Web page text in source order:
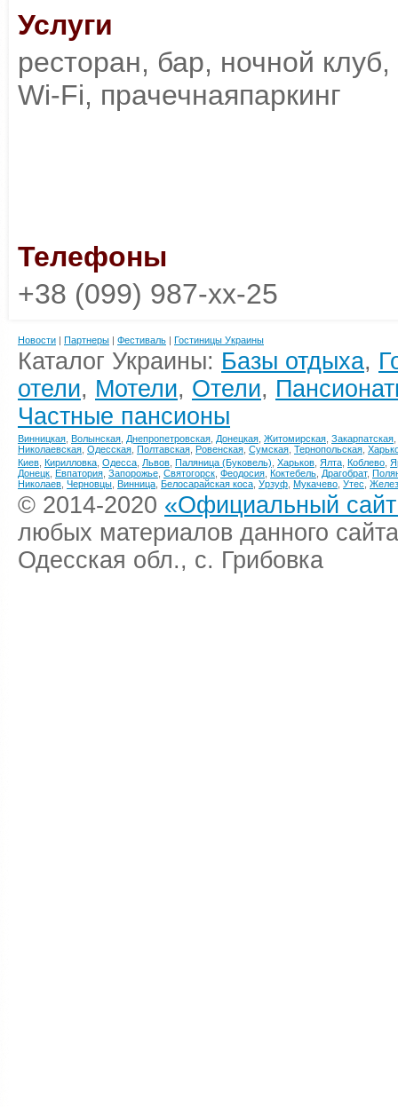
Услуги
ресторан, бар, ночной
Wi-Fi, прачечнаяпаркинг
Телефоны
+38 (099) 987-xx-25
Новости | Партнеры | Фестиваль | Гостиницы Украины
Каталог Украины: Базы отдыха,
отели, Мотели, Отели,
Частные пансионы
Винницкая Волынская Днепропетровская Донецкая Житомирская Закарпатская
Николаевская Одесская Полтавская Ровенская Сумская Тернопольская
Киев Кирилловка Одесса Львов Паляница (Буковель) Харьков Ялта Коблево
Донецк Евпатория Запорожье Святогорск Феодосия Коктебель Драгобрат,
Николаев Черновцы Винница Белосарайская коса Урзуф Мукачево Утес
© 2014-2020 «Официальный сайт
любых материалов данного
Одесская обл., с. Грибовка